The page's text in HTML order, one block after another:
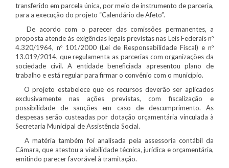
transferido em parcela única, por meio de instrumento de parceria,
para a execução do projeto “Calendário de Afeto”.
De acordo com o parecer das comissões permanentes, a
proposta atende às exigências legais previstas nas Leis Federais nº
4.320/1964, nº 101/2000 (Lei de Responsabilidade Fiscal) e nº
13.019/2014, que regulamenta as parcerias com organizações da
sociedade civil. A entidade beneficiada apresentou plano de
trabalho e está regular para firmar o convênio com o município.
O projeto estabelece que os recursos deverão ser aplicados
exclusivamente nas ações previstas, com fiscalização e
possibilidade de sanções em caso de descumprimento. As
despesas serão custeadas por dotação orçamentária vinculada à
Secretaria Municipal de Assistência Social.
A matéria também foi analisada pela assessoria contábil da
Câmara, que atestou a viabilidade técnica, jurídica e orçamentária,
emitindo parecer favorável à tramitação.